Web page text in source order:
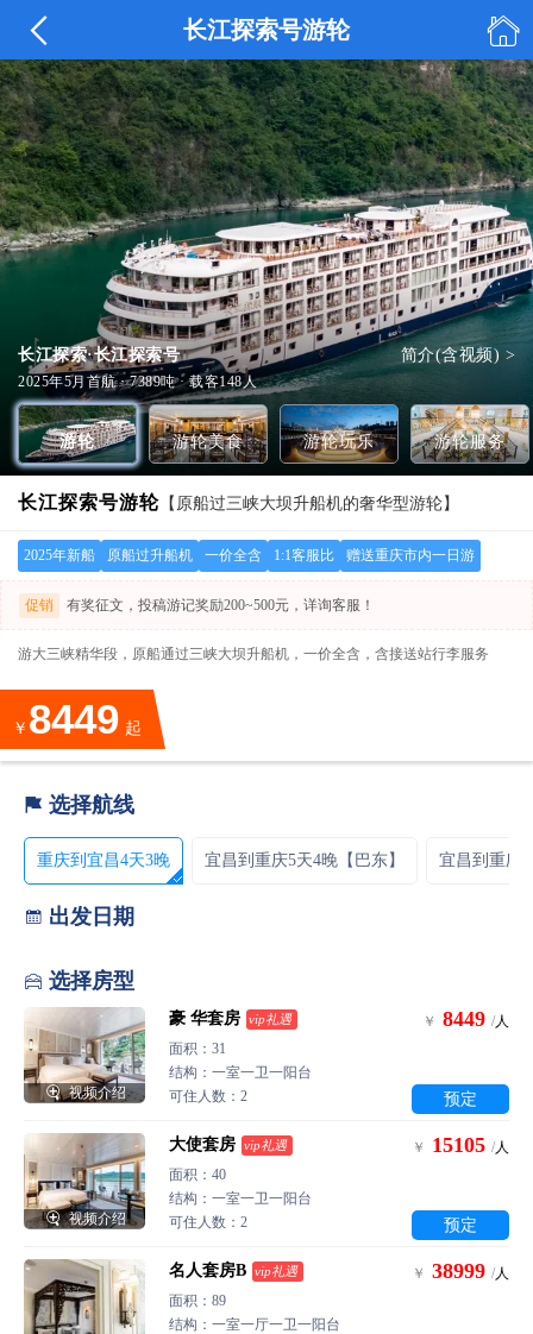
 长江探索号游轮 
长江探索·长江探索号 简介(含视频) >
2025年5月首航 · 7389吨 · 载客148人
王朝餐厅 全部美食 >
观星台
游轮大堂
游轮 游轮美食 游轮玩乐 游轮服务
长江探索号游轮 【原船过三峡大坝升船机的奢华型游轮】
2025年新船 原船过升船机 一价全含 1:1客服比 赠送重庆市内一日游
促销 有奖征文，投稿游记奖励200~500元，详询客服！
游大三峡精华段，原船通过三峡大坝升船机，一价全含，含接送站行李服务
￥ 8449 起
 选择航线
重庆到宜昌4天3晚 宜昌到重庆5天4晚【巴东】 宜昌到重庆
 出发日期
 选择房型
 视频介绍
豪 华套房 vip礼遇
面积：31
结构：一室一卫一阳台
可住人数：2
￥ 8449 /人
预定
 视频介绍
大使套房 vip礼遇
面积：40
结构：一室一卫一阳台
可住人数：2
￥ 15105 /人
预定
名人套房B vip礼遇
面积：89
结构：一室一厅一卫一阳台
￥ 38999 /人